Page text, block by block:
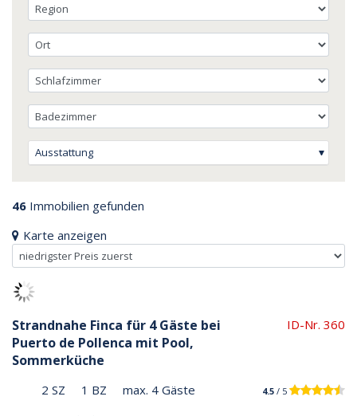
Ausstattung
46 Immobilien gefunden
Karte anzeigen
Strandnahe Finca für 4 Gäste bei
Puerto de Pollenca mit Pool,
Sommerküche
ID-Nr. 360
2 SZ 1 BZ max. 4 Gäste 4.5 / 5